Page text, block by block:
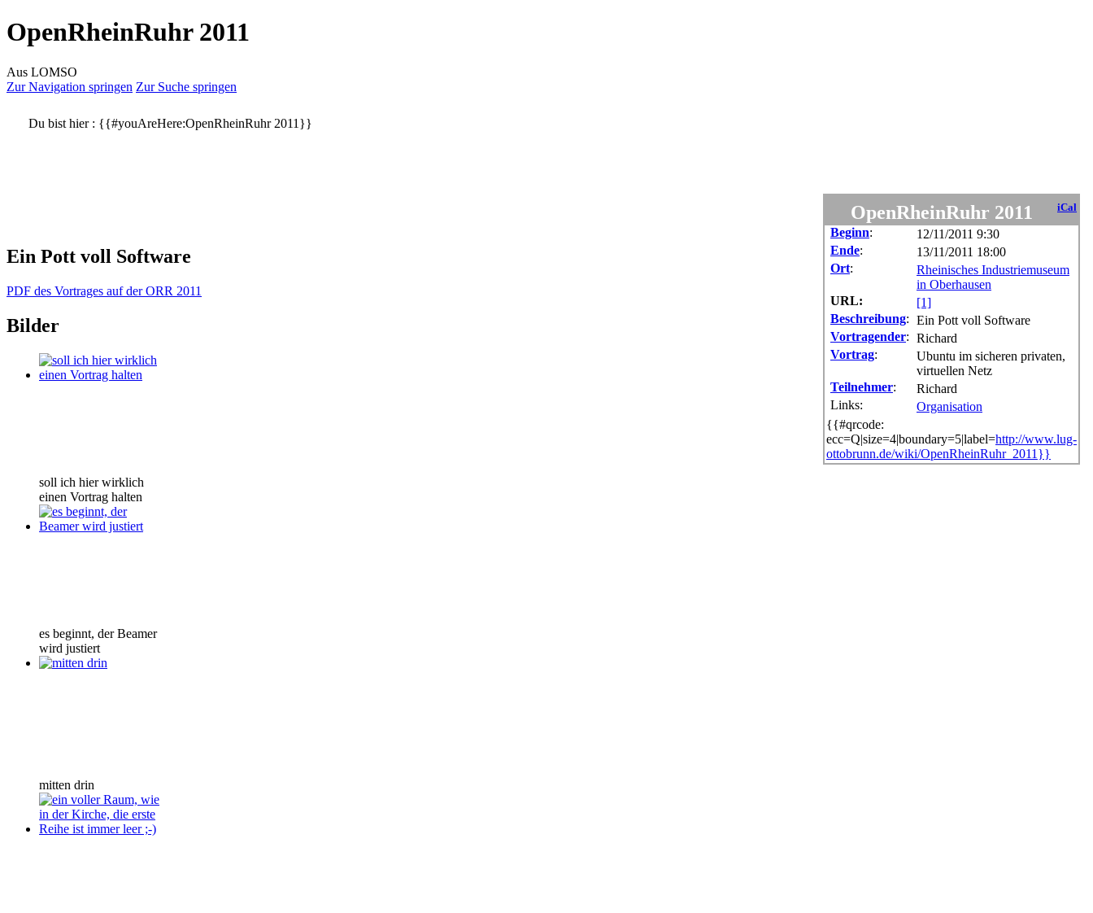
OpenRheinRuhr 2011
Aus LOMSO
Zur Navigation springen Zur Suche springen
Du bist hier : {{#youAreHere:OpenRheinRuhr 2011}}
iCal
OpenRheinRuhr 2011
Beginn:
12/11/2011 9:30
Ende:
13/11/2011 18:00
Ort:
Rheinisches Industriemuseum
in Oberhausen
URL:
[1]
Beschreibung: Ein Pott voll Software
Vortragender: Richard
Vortrag:
Ubuntu im sicheren privaten,
virtuellen Netz
Teilnehmer:
Richard
Links:
Organisation
{{#qrcode:
ecc=Q|size=4|boundary=5|label=http://www.lug-
ottobrunn.de/wiki/OpenRheinRuhr_2011}}
Ein Pott voll Software
PDF des Vortrages auf der ORR 2011
Bilder
soll ich hier wirklich
einen Vortrag halten
es beginnt, der Beamer
wird justiert
mitten drin